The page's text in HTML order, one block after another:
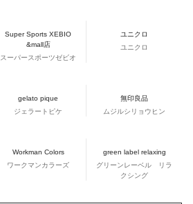
Super Sports XEBIO
&mall店
スーパースポーツゼビオ
ユニクロ
ユニクロ
gelato pique
ジェラートピケ
無印良品
ムジルシリョウヒン
Workman Colors
ワークマンカラーズ
green label relaxing
グリーンレーベル リラ
クシング